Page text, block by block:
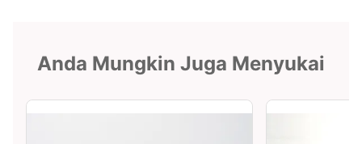
Anda Mungkin Juga Menyukai